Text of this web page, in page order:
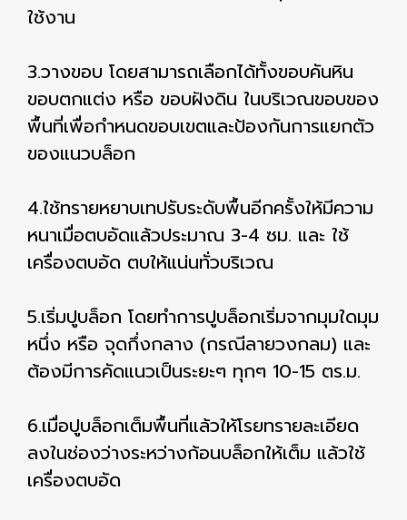
ใช้งาน
3.วางขอบ โดยสามารถเลือกได้ทั้งขอบคันหิน
ขอบตกแต่ง หรือ ขอบฝังดิน ในบริเวณขอบของ
พื้นที่เพื่อกำหนดขอบเขตและป้องกันการแยกตัว
ของแนวบล็อก
4.ใช้ทรายหยาบเทปรับระดับพื้นอีกครั้งให้มีความ
หนาเมื่อตบอัดแล้วประมาณ 3-4 ซม. และ ใช้
เครื่องตบอัด ตบให้แน่นทั่วบริเวณ
5.เริ่มปูบล็อก โดยทำการปูบล็อกเริ่มจากมุมใดมุม
หนึ่ง หรือ จุดกึ่งกลาง (กรณีลายวงกลม) และ
ต้องมีการคัดแนวเป็นระยะๆ ทุกๆ 10-15 ตร.ม.
6.เมื่อปูบล็อกเต็มพื้นที่แล้วให้โรยทรายละเอียด
ลงในช่องว่างระหว่างก้อนบล็อกให้เต็ม แล้วใช้
เครื่องตบอัด